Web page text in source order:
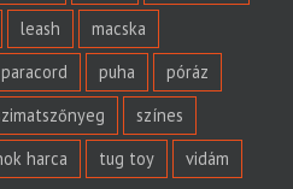
leash
macska
paracord puha
póráz
színes
harca tug toy
vidám